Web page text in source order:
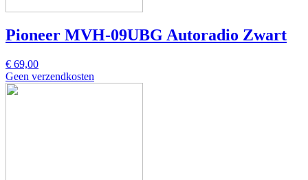
Pioneer MVH-09UBG Autoradio Zwart
€ 69,00
Geen verzendkosten